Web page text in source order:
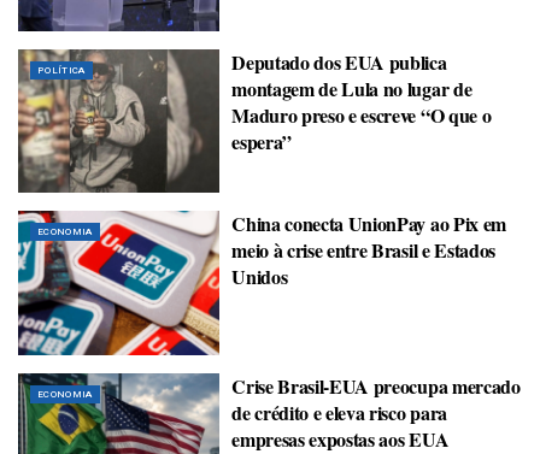
POLÍTICA
Deputado dos EUA publica
montagem de Lula no lugar de
Maduro preso e escreve “O que o
espera”
ECONOMIA
China conecta UnionPay ao Pix em
meio à crise entre Brasil e Estados
Unidos
ECONOMIA
Crise Brasil-EUA preocupa mercado
de crédito e eleva risco para
empresas expostas aos EUA